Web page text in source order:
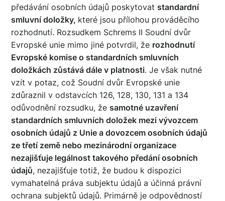
předávání osobních údajů poskytovat standardní
smluvní doložky, které jsou přílohou prováděcího
rozhodnutí. Rozsudkem Schrems II Soudní dvůr
Evropské unie mimo jiné potvrdil, že rozhodnutí
Evropské komise o standardních smluvních
doložkách zůstává dále v platnosti. Je však nutné
vzít v potaz, což Soudní dvůr Evropské unie
zdůraznil v odstavcích 126, 128, 130, 131 a 134
odůvodnění rozsudku, že samotné uzavření
standardních smluvních doložek mezi vývozcem
osobních údajů z Unie a dovozcem osobních údajů
ze třetí země nebo mezinárodní organizace
nezajišťuje legálnost takového předání osobních
údajů, nezajišťuje totiž, že budou k dispozici
vymahatelná práva subjektu údajů a účinná právní
ochrana subjektů údajů. Primárně je odpovědností